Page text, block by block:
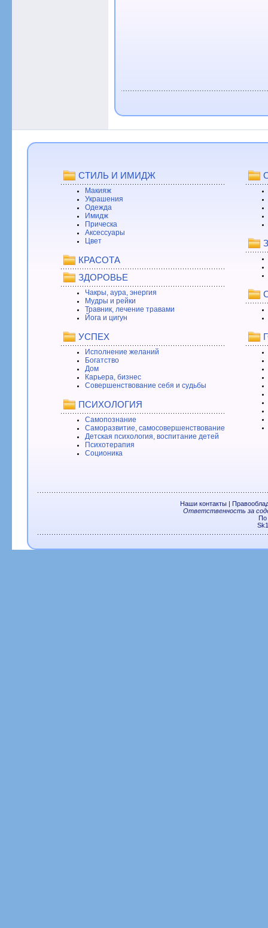
СТИЛЬ И ИМИДЖ
Макияж
Украшения
Одежда
Имидж
Прическа
Аксессуары
Цвет
КРАСОТА
ЗДОРОВЬЕ
Чакры, аура, энергия
Мудры и рейки
Травник, лечение травами
Йога и цигун
УСПЕХ
Исполнение желаний
Богатство
Дом
Карьера, бизнес
Совершенствование себя и судьбы
ПСИХОЛОГИЯ
Самопознание
Саморазвитие, самосовершенствование
Детская психология, воспитание детей
Психотерапия
Соционика
Наши контакты|
Ответственность за
По